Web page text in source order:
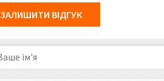
ЗАЛИШИТИ ВІДГУК